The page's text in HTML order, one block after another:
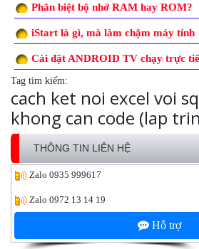
Phân biệt bộ nhớ RAM hay ROM?
iStart là gì, mà làm chậm máy tính
Cài đặt ANDROID TV chạy trực
Tag tìm kiếm:
cach ket noi excel voi
khong can code (lap
THÔNG TIN LIÊN HỆ
Zalo 0935 999617
Zalo 0972 13 14 19
Hỗ trợ